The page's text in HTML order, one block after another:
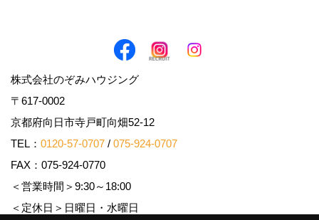
株式会社のぞみハウジング
〒617-0002
京都府向日市寺戸町向畑52-12
TEL： 0120-57-0707 / 075-924-0707
FAX：075-924-0770
＜営業時間＞9:30～18:00
＜定休日＞日曜日・水曜日